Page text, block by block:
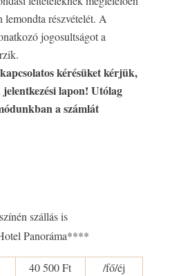
lemondta részvételét. A
jogosultságot a
kérésüket kérjük,
jelentkezési lapon! Utólag
a számlát
szállás is
Panoráma****
40 500 Ft
/fő/éj